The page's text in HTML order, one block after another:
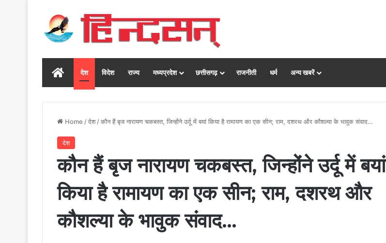
Homeदेश विदेश राज्य मध्यप्रदेश छत्तीसगढ़ राजनीती धर्म अन्य खबरें
Home /देश/कौन हैं बृज नारायण चकबस्त, जिन्होंने उर्दू में बयां किया है रामायण का एक सीन; राम, दशरथ और कौशल्या के भावुक संवाद…
देश
कौन हैं बृज नारायण चकबस्त, जिन्होंने उर्दू में बयां
किया है रामायण का एक सीन; राम, दशरथ और
कौशल्या के भावुक संवाद…